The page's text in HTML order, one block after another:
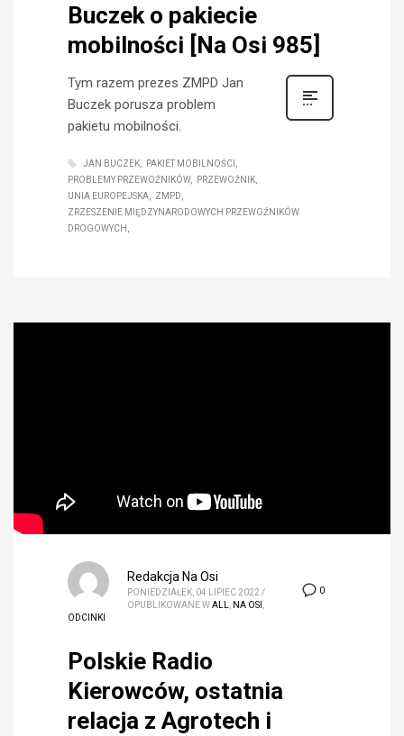
Buczek o pakiecie
mobilności [Na Osi 985]
Tym razem prezes ZMPD Jan
Buczek porusza problem
pakietu mobilności.
JAN BUCZEK
PAKIET MOBILNOŚCI
PROBLEMY PRZEWOŹNIKÓW
PRZEWOŹNIK
UNIA EUROPEJSKA
ZMPD
ZRZESZENIE MIĘDZYNARODOWYCH PRZEWOŹNIKÓW
DROGOWYCH
0
Redakcja Na Osi
PONIEDZIAŁEK, 04 LIPIEC 2022 /
OPUBLIKOWANE WALL NA OSI
ODCINKI
Polskie Radio
Kierowców, ostatnia
relacja z Agrotech i